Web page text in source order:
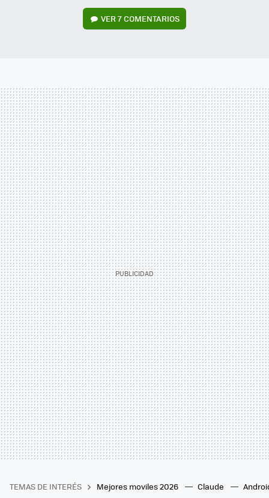
VER7 COMENTARIOS
TEMAS DE INTERÉS Mejores moviles 2026 Claude